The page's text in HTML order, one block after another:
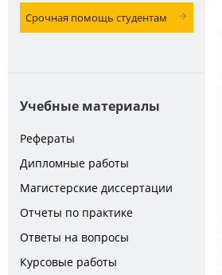
Срочная помощь студентам
Учебные материалы
Рефераты
Дипломные работы
Магистерские диссертации
Отчеты по практике
Ответы на вопросы
Курсовые работы